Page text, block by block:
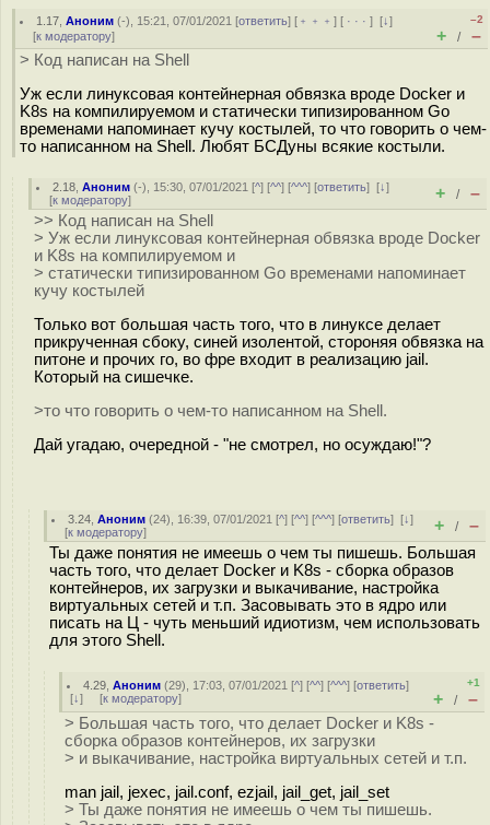
1.17 ,Аноним (-), 15:21, 07/01/2021 [ответить] [ ﹢﹢﹢] [ · · ·][↓]
[к модератору]
–2
+ / –
> Код написан на Shell
Уж если линуксовая контейнерная обвязка вроде Docker и
K8s на компилируемом и статически типизированном Go
временами напоминает кучу костылей, то что говорить о чем-
то написанном на Shell. Любят БСДуны всякие костыли.
2.18 ,Аноним (-), 15:30, 07/01/2021 [^] [^^] [^^^] [ответить][↓]
[к модератору] + / –
>> Код написан на Shell
> Уж если линуксовая контейнерная обвязка вроде Docker
и K8s на компилируемом и
> статически типизированном Go временами напоминает
кучу костылей
Только вот большая часть того, что в линуксе делает
прикрученная сбоку, синей изолентой, стороняя обвязка на
питоне и прочих го, во фре входит в реализацию jail.
Который на сишечке.
>то что говорить о чем-то написанном на Shell.
Дай угадаю, очередной - "не смотрел, но осуждаю!"?
3.24 ,Аноним (24), 16:39, 07/01/2021 [^] [^^] [^^^] [ответить][↓]
[к модератору] + / –
Ты даже понятия не имеешь о чем ты пишешь. Большая
часть того, что делает Docker и K8s - сборка образов
контейнеров, их загрузки и выкачивание, настройка
виртуальных сетей и т.п. Засовывать это в ядро или
писать на Ц - чуть меньший идиотизм, чем использовать
для этого Shell.
4.29 ,Аноним (29), 17:03, 07/01/2021 [^] [^^] [^^^] [ответить]
[↓] [к модератору]
+1
+ / –
> Большая часть того, что делает Docker и K8s -
сборка образов контейнеров, их загрузки
> и выкачивание, настройка виртуальных сетей и т.п.
man jail, jexec, jail.conf, ezjail, jail_get, jail_set
> Ты даже понятия не имеешь о чем ты пишешь.